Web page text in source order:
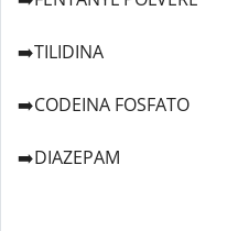
➡️TILIDINA
➡️CODEINA FOSFATO
➡️DIAZEPAM